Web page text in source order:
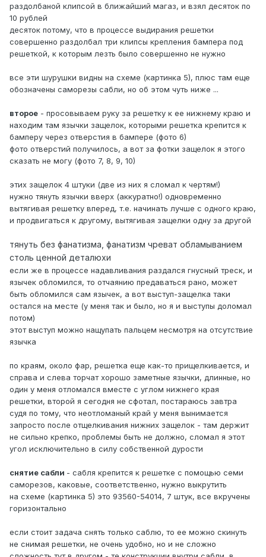
раздолбаной клипсой в ближайший магаз, и взял десяток по
10 рублей
десяток потому, что в процессе выдирания решетки
совершенно раздолбал три клипсы крепления бампера под
решеткой, к которым лезть было совершенно не нужно
все эти шурушки видны на схеме (картинка 5), плюс там еще
обозначены саморезы сабли, но об этом чуть ниже ...
второе - просовываем руку за решетку к ее нижнему краю и
находим там язычки защелок, которыми решетка крепится к
бамперу через отверстия в бампере (фото 6)
фото отверстий получилось, а вот за фотки защелок я этого
сказать не могу (фото 7, 8, 9, 10)
этих защелок 4 штуки (две из них я сломал к чертям!)
нужно тянуть язычки вверх (аккуратно!) одновременно
вытягивая решетку вперед, т.е. начинать лучше с одного краю,
и продвигаться к другому, вытягивая защелки одну за другой
тянуть без фанатизма, фанатизм чреват обламыванием
столь ценной деталюхи
если же в процессе надавливания раздался гнусный треск, и
язычек обломился, то отчаянию предаваться рано, может
быть обломился сам язычек, а вот выступ-защелка таки
остался на месте (у меня так и было, но я и выступы доломал
потом)
этот выступ можно нащупать пальцем несмотря на отсутствие
язычка
по краям, около фар, решетка еще как-то прищелкивается, и
справа и слева торчат хорошо заметные язычки, длинные, но
один у меня отломался вместе с углом нижнего края
решетки, второй я сегодня не сфотал, постараюсь завтра
судя по тому, что неотломаный край у меня вынимается
запросто после отщелкивания нижних защелок - там держит
не сильно крепко, проблемы быть не должно, сломал я этот
угол исключительно в силу собственной дурости
снятие сабли - сабля крепится к решетке с помощью семи
саморезов, каковые, соответственно, нужно выкрутить
на схеме (картинка 5) это 93560-54014, 7 штук, все вкручены
горизонтально
если стоит задача снять только саблю, то ее можно скинуть
не снимая решетки, не очень удобно, но и не сложно